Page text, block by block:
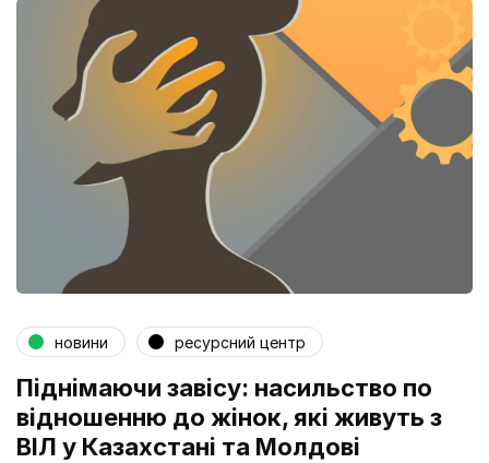
новини ресурсний центр
Піднімаючи завісу: насильство по
відношенню до жінок, які живуть з
ВІЛ у Казахстані та Молдові